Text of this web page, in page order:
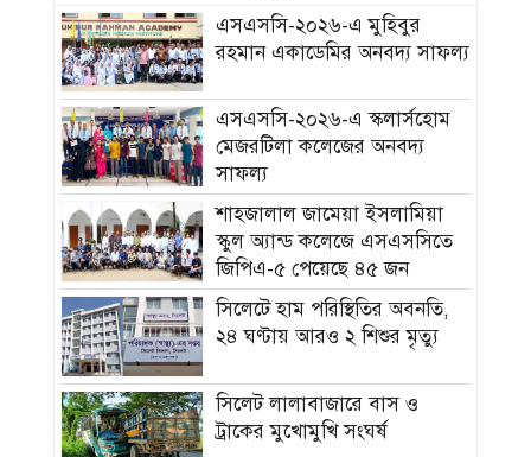
এসএসসি-২০২৬-এ মুহিবুর
রহমান একাডেমির অনবদ্য সাফল্য
এসএসসি-২০২৬-এ স্কলার্সহোম
মেজরটিলা কলেজের অনবদ্য
সাফল্য
শাহজালাল জামেয়া ইসলামিয়া
স্কুল অ্যান্ড কলেজে এসএসসিতে
জিপিএ-৫ পেয়েছে ৪৫ জন
সিলেটে হাম পরিস্থিতির অবনতি,
২৪ ঘণ্টায় আরও ২ শিশুর মৃত্যু
সিলেট লালাবাজারে বাস ও
ট্রাকের মুখোমুখি সংঘর্ষ